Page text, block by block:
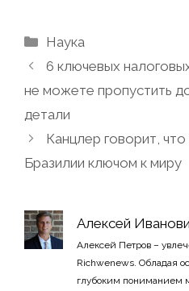
Рубрики
Наука
6 ключевых
не можете пропустить
детали
Канцлер говорит, что
Бразилии ключом к миру
Алексей
Алексей Петров –
Richwenews. Обладая
глубоким пониманием